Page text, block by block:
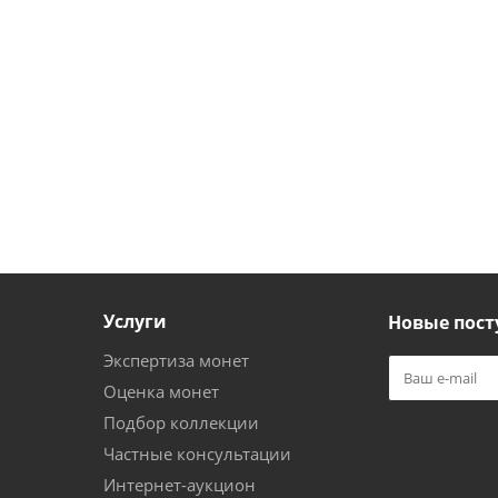
Услуги
Экспертиза монет
Оценка монет
Подбор коллекции
Частные консультации
Интернет-аукцион
Новые